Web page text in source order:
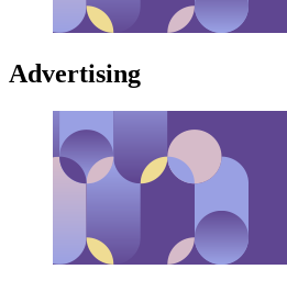
Advertising